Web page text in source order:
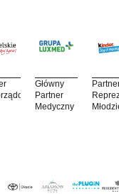
Główny
Partner
Medyczny